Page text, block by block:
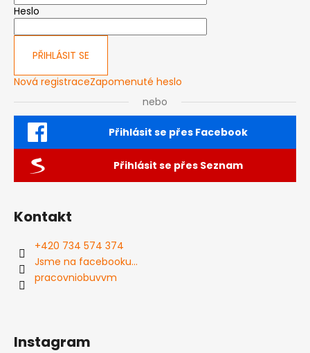
Heslo
PŘIHLÁSIT SE
Nová registraceZapomenuté heslo
nebo
Přihlásit se přes Facebook
Přihlásit se přes Seznam
Kontakt
+420 734 574 374
Jsme na facebooku...
pracovniobuvvm
Instagram